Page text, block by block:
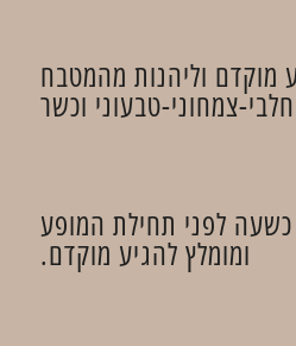
מוקדם וליהנות מהמטבח
צמחוני-טבעוני וכשר​
לפני תחילת המופע
ומומלץ להגיע מוקדם.